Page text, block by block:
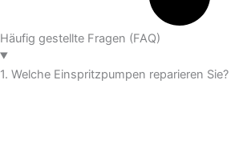
Häufig gestellte Fragen (FAQ)
1. Welche Einspritzpumpen reparieren Sie?